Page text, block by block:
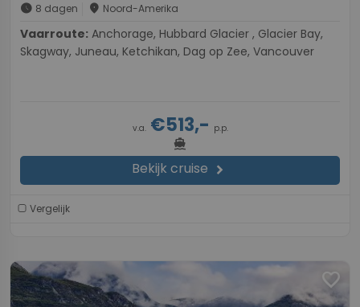
schedule 8 dagen place Noord-Amerika
Vaarroute:
Skagway, Juneau, Ketchikan, Dag op Zee, Vancouver
v.a.€513,- p.p.
directions_boat
Bekijk cruise chevron_right
Vergelijk
favorite